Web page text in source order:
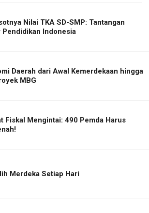
Nilai TKA SD-SMP: Tantangan
Pendidikan Indonesia
Daerah dari Awal Kemerdekaan hingga
MBG
Fiskal Mengintai: 490 Pemda Harus
Merdeka Setiap Hari